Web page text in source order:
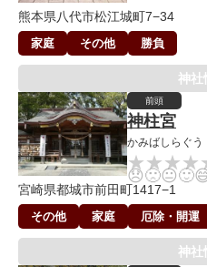
熊本県八代市松江城町7−34
家庭 その他 勝負
神社
前頭
神柱宮
かみばしらぐう
😞🙁😐🙂
宮崎県都城市前田町1417−1
その他 家庭 厄除・開運
神社